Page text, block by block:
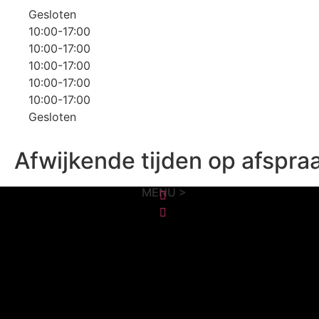
Gesloten
10:00-17:00
10:00-17:00
10:00-17:00
10:00-17:00
10:00-17:00
Gesloten
Afwijkende tijden op
MENU >